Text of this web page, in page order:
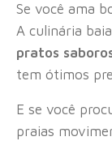
Se você ama
A culinária
pratos
tem ótimos
E se você
praias